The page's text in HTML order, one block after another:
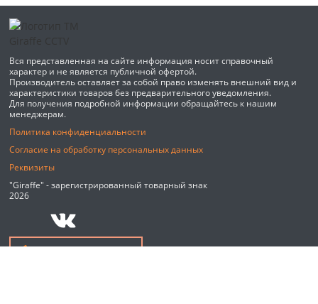
Вся представленная на сайте информация носит справочный
характер и не является публичной офертой.
Производитель оставляет за собой право изменять внешний вид и
характеристики товаров без предварительного уведомления.
Для получения подробной информации обращайтесь к нашим
менеджерам.
Политика конфиденциальности
Согласие на обработку персональных данных
Реквизиты
"Giraffe" - зарегистрированный товарный знак
2026